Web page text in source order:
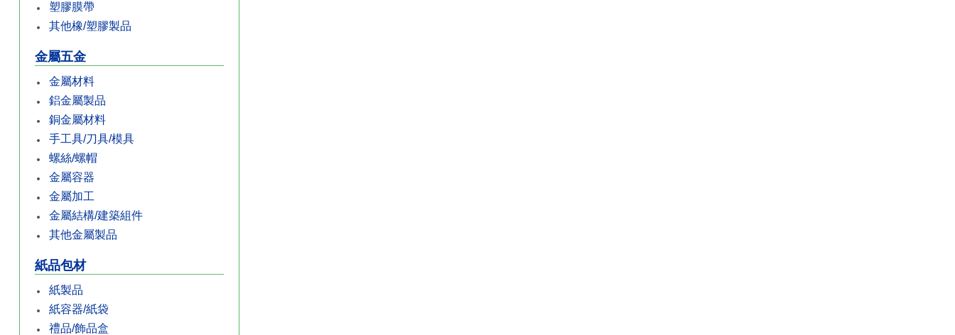
塑膠膜帶
其他橡/塑膠製品
金屬五金
金屬材料
鋁金屬製品
銅金屬材料
手工具/刀具/模具
螺絲/螺帽
金屬容器
金屬加工
金屬結構/建築組件
其他金屬製品
紙品包材
紙製品
紙容器/紙袋
禮品/飾品盒